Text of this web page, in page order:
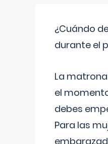
¿Cuándo
durante el
La
el
debes
Para las